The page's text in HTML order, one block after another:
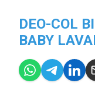
DEO-COL
BABY